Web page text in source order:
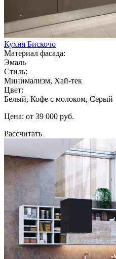
Кухня Бискочо
Материал фасада:
Эмаль
Стиль:
Минимализм, Хай-тек
Цвет:
Белый, Кофе с молоком, Серый
Цена: от 39 000 руб.
Рассчитать